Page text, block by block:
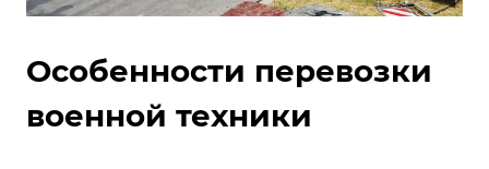
Особенности перевозки
военной техники